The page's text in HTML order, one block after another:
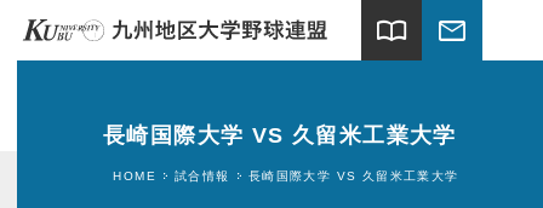
import_contacts mail
長崎国際大学 VS 久留米工業大学
HOME 試合情報 長崎国際大学 VS 久留米工業大学